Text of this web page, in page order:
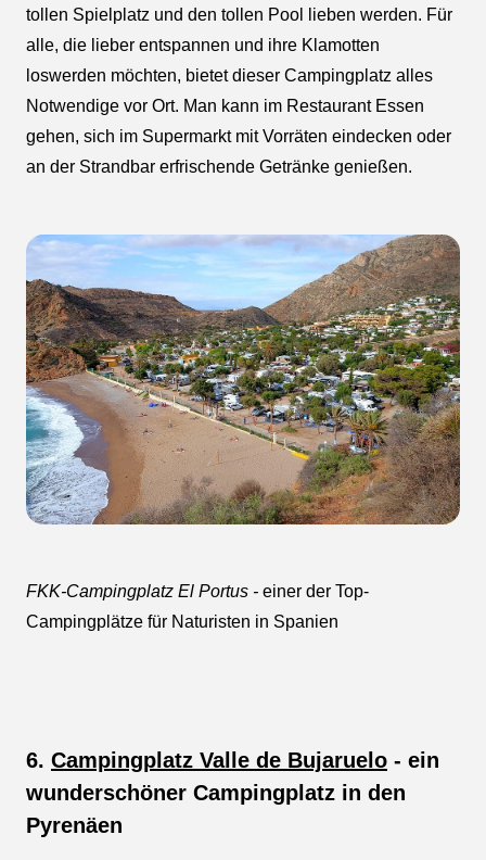
tollen Spielplatz und den tollen Pool lieben werden. Für
alle, die lieber entspannen und ihre Klamotten
loswerden möchten, bietet dieser Campingplatz alles
Notwendige vor Ort. Man kann im Restaurant Essen
gehen, sich im Supermarkt mit Vorräten eindecken oder
an der Strandbar erfrischende Getränke genießen.
FKK-Campingplatz El Portus - einer der Top-
Campingplätze für Naturisten in Spanien
6. Campingplatz Valle de Bujaruelo - ein
wunderschöner Campingplatz in den
Pyrenäen